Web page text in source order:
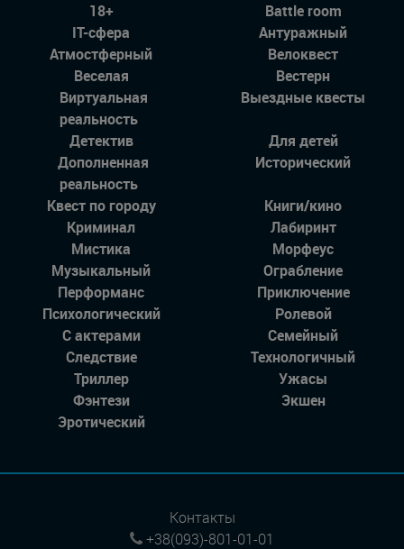
18+
Battle room
IT-сфера
Антуражный
Атмостферный
Велоквест
Веселая
Вестерн
Виртуальная
реальность
Выездные квесты
Детектив
Для детей
Дополненная
реальность
Исторический
Квест по городу
Книги/кино
Криминал
Лабиринт
Мистика
Морфеус
Музыкальный
Ограбление
Перформанс
Приключение
Психологический
Ролевой
С актерами
Семейный
Следствие
Технологичный
Триллер
Ужасы
Фэнтези
Экшен
Эротический
Контакты
+38(093)-801-01-01